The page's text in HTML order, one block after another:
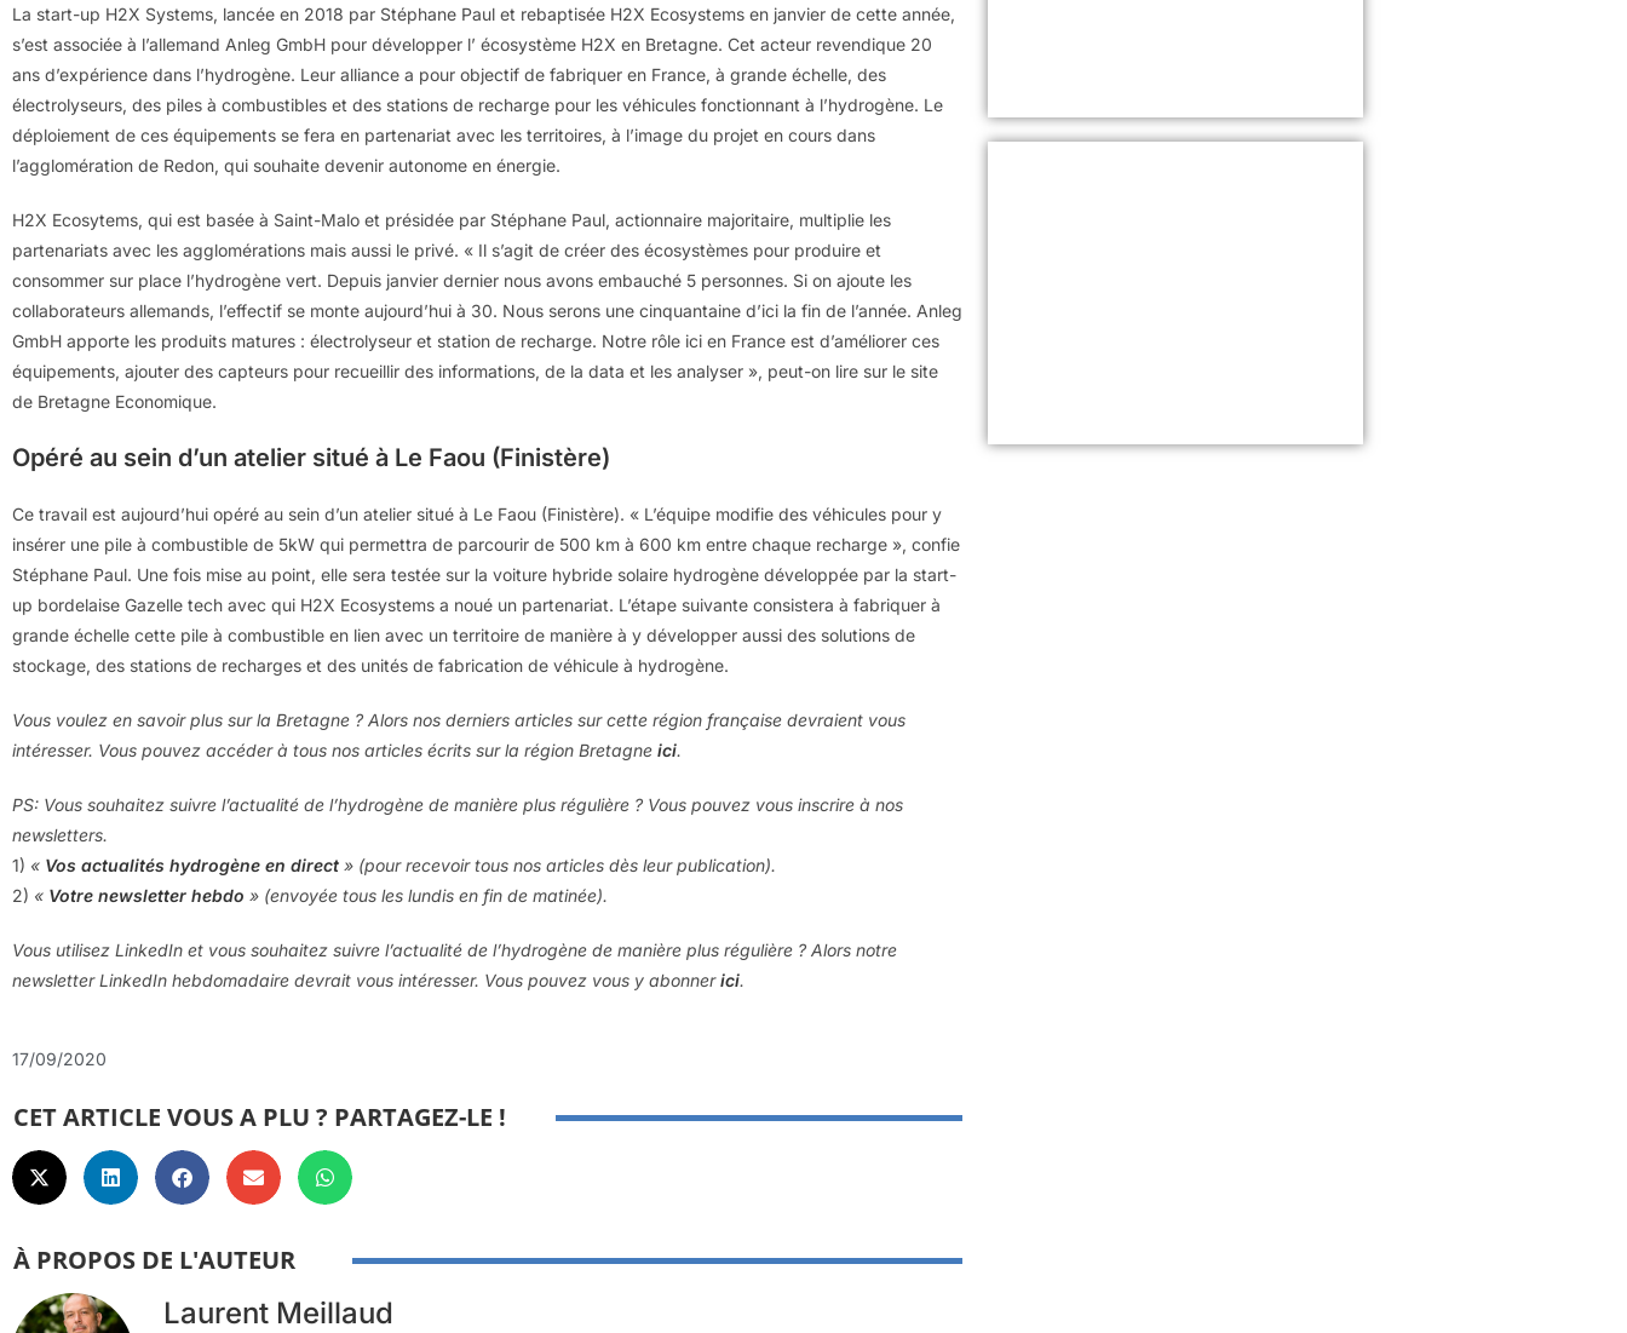
La start-up H2X Systems, lancée en 2018 par Stéphane Paul et rebaptisée H2X Ecosystems en janvier de cette année,
s’est associée à l’allemand Anleg GmbH pour développer l’ écosystème H2X en Bretagne. Cet acteur revendique 20
ans d’expérience dans l’hydrogène. Leur alliance a pour objectif de fabriquer en France, à grande échelle, des
électrolyseurs, des piles à combustibles et des stations de recharge pour les véhicules fonctionnant à l’hydrogène. Le
déploiement de ces équipements se fera en partenariat avec les territoires, à l’image du projet en cours dans
l’agglomération de Redon, qui souhaite devenir autonome en énergie.
H2X Ecosytems, qui est basée à Saint-Malo et présidée par Stéphane Paul, actionnaire majoritaire, multiplie les
partenariats avec les agglomérations mais aussi le privé. « Il s’agit de créer des écosystèmes pour produire et
consommer sur place l’hydrogène vert. Depuis janvier dernier nous avons embauché 5 personnes. Si on ajoute les
collaborateurs allemands, l’effectif se monte aujourd’hui à 30. Nous serons une cinquantaine d’ici la fin de l’année. Anleg
GmbH apporte les produits matures : électrolyseur et station de recharge. Notre rôle ici en France est d’améliorer ces
équipements, ajouter des capteurs pour recueillir des informations, de la data et les analyser », peut-on lire sur le site
de Bretagne Economique.
Opéré au sein d’un atelier situé à Le Faou (Finistère)
Ce travail est aujourd’hui opéré au sein d’un atelier situé à Le Faou (Finistère). « L’équipe modifie des véhicules pour y
insérer une pile à combustible de 5kW qui permettra de parcourir de 500 km à 600 km entre chaque recharge », confie
Stéphane Paul. Une fois mise au point, elle sera testée sur la voiture hybride solaire hydrogène développée par la start-
up bordelaise Gazelle tech avec qui H2X Ecosystems a noué un partenariat. L’étape suivante consistera à fabriquer à
grande échelle cette pile à combustible en lien avec un territoire de manière à y développer aussi des solutions de
stockage, des stations de recharges et des unités de fabrication de véhicule à hydrogène.
Vous voulez en savoir plus sur la Bretagne ? Alors nos derniers articles sur cette région française devraient vous
intéresser. Vous pouvez accéder à tous nos articles écrits sur la région Bretagne ici.
PS: Vous souhaitez suivre l’actualité de l’hydrogène de manière plus régulière ? Vous pouvez vous inscrire à nos
newsletters.
1) « Vos actualités hydrogène en direct » (pour recevoir tous nos articles dès leur publication).
2) « Votre newsletter hebdo » (envoyée tous les lundis en fin de matinée).
Vous utilisez LinkedIn et vous souhaitez suivre l’actualité de l’hydrogène de manière plus régulière ? Alors notre
newsletter LinkedIn hebdomadaire devrait vous intéresser. Vous pouvez vous y abonnerici.
17/09/2020
CET ARTICLE VOUS A PLU ? PARTAGEZ-LE !
À PROPOS DE L'AUTEUR
Laurent Meillaud